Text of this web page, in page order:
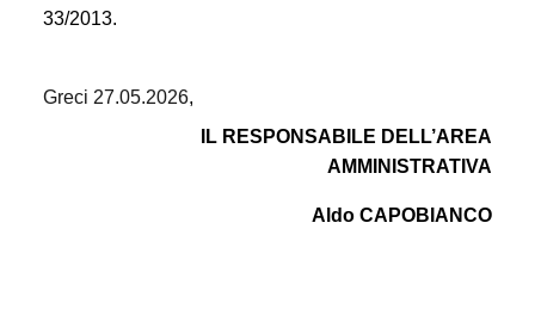
33/2013.
Greci 27.05.2026,
IL RESPONSABILE DELL’AREA
AMMINISTRATIVA
Aldo CAPOBIANCO